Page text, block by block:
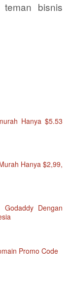
bisnis
Hanya $5.53
Hanya $2,99,
Godaddy Dengan
Promo Code